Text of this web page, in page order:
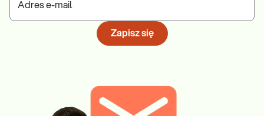
Adres e-mail
Zapisz się